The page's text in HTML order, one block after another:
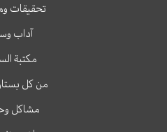
تحقيقات
آداب
مكتبة
من كل
مشاكل